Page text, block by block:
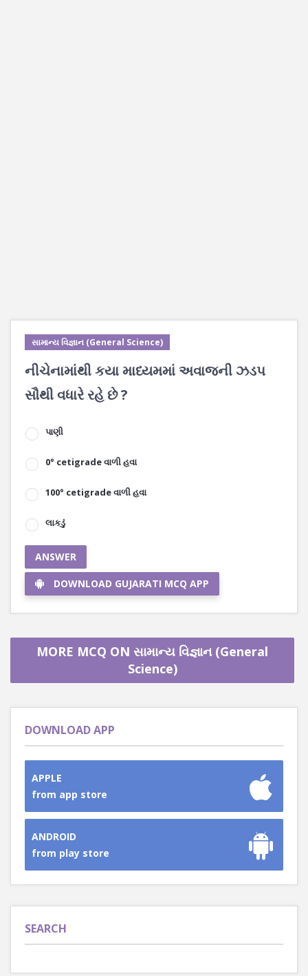
સામાન્ય વિજ્ઞાન (General Science)
નીચેનામાંથી કયા માધ્યમમાં અવાજની ઝડપ
સૌથી વધારે રહે છે ?
પાણી
0° cetigrade વાળી હવા
100° cetigrade વાળી હવા
લાકડું
ANSWER
DOWNLOAD GUJARATI MCQ APP
MORE MCQ ON સામાન્ય વિજ્ઞાન (General
Science)
DOWNLOAD APP
APPLE
from app store
ANDROID
from play store
SEARCH